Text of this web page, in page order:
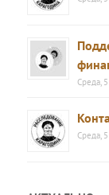
Среда,
Среда,